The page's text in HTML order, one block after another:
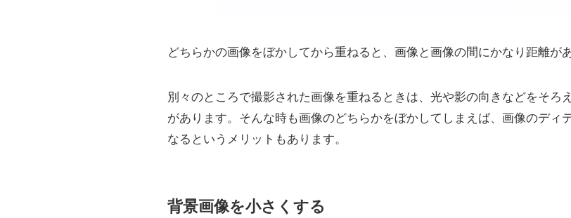
どちらかの画像をぼかしてから重ねると、画像と画像の間にかなり距離が
別々のところで撮影された画像を重ねるときは、光や影の向きなどをそろ
があります。そんな時も画像のどちらかをぼかしてしまえば、画像のディ
なるというメリットもあります。
背景画像を小さくする